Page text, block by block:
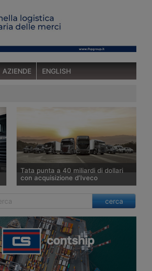
AZIENDE ENGLISH
Tata punta a 40 miliardi di dollari
con acquisizione d’Iveco
nell’acquisizione della divisione veicoli
3,8 miliardi di euro e attesa in
chiusura tra luglio e settembre,
mentre a Torino il marchio presenta la
gamma Model Year 2026 e il nuovo
ecosistema di servizi per le flotte.
cerca